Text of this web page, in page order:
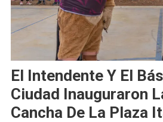
El Intendente Y El
Ciudad Inauguraron
Cancha De La Plaza